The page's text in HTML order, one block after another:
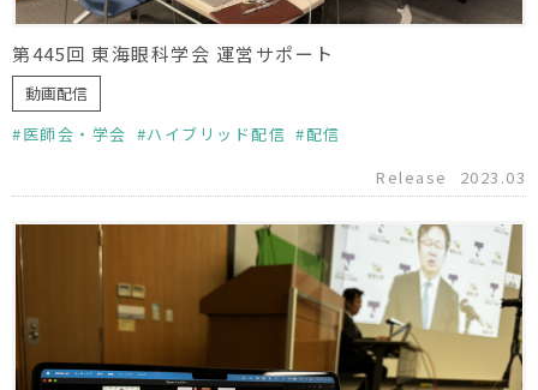
第445回 東海眼科学会 運営サポート
動画配信
医師会・学会
ハイブリッド配信
配信
Release
2023.03